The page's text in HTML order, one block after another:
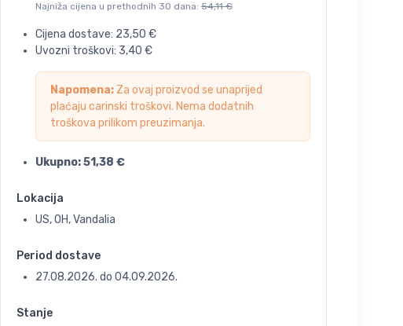
Najniža cijena u prethodnih 30 dana: 54,11 €
Cijena dostave: 23,50 €
Uvozni troškovi: 3,40 €
Napomena:Za ovaj proizvod se unaprijed
plaćaju carinski troškovi. Nema dodatnih
troškova prilikom preuzimanja.
Ukupno:51,38 €
Lokacija
US, OH, Vandalia
Period dostave
27.08.2026. do 04.09.2026.
Stanje